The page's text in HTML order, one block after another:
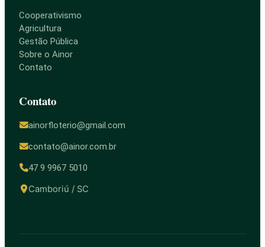
Cooperativismo
Agricultura
Gestão Pública
Sobre o Ainor
Contato
Contato
ainorfloterio@gmail.com
contato@ainor.com.br
47 9 9967 5010
Camboriú / SC